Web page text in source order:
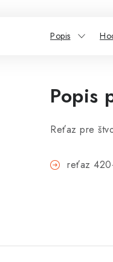
Popis
Popis
Reťaz pre
reťaz